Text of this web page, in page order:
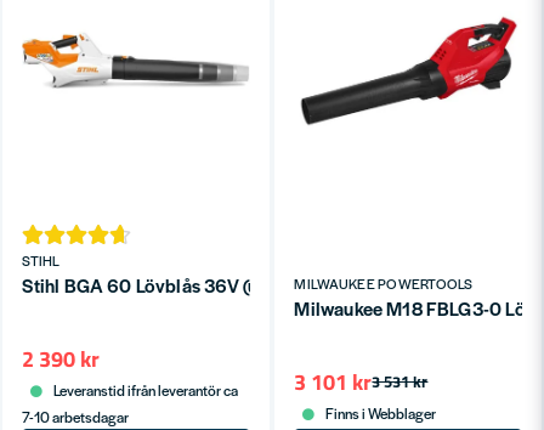
STIHL
Stihl BGA 60 Lövblås 36V (utan batterier)
2 390 kr
Leveranstid ifrån leverantör ca
7-10 arbetsdagar
MILWAUKEE POWERTOOLS
Milwaukee M18 FBLG3-0
3 531 kr
3 101 kr
Finns i Webblager